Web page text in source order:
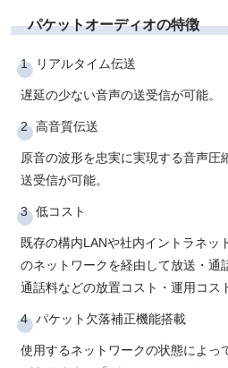
パケットオーディオの特徴
リアルタイム伝送
遅延の少ない音声の送受信が可能。
高音質伝送
原音の波形を忠実に実現する音声圧
送受信が可能。
低コスト
既存の構内LANや社内イントラネッ
のネットワークを経由して放送・通
通話料などの放置コスト・運用コス
パケット欠落補正機能搭載
使用するネットワークの状態によっ